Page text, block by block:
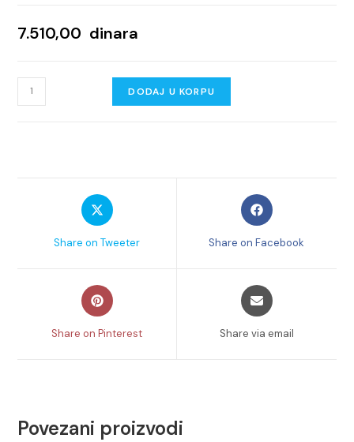
7.510,00 dinara
GEBERIT
TIPKA
DODAJ U KORPU
Opens
in
new
Share on Tweeter
Opens
in
new
Share on Facebook
Opens
in
new
Share on Pinterest
Opens
in
new
Share via email
Povezani proizvodi